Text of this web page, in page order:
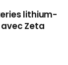
lithium-
Zeta